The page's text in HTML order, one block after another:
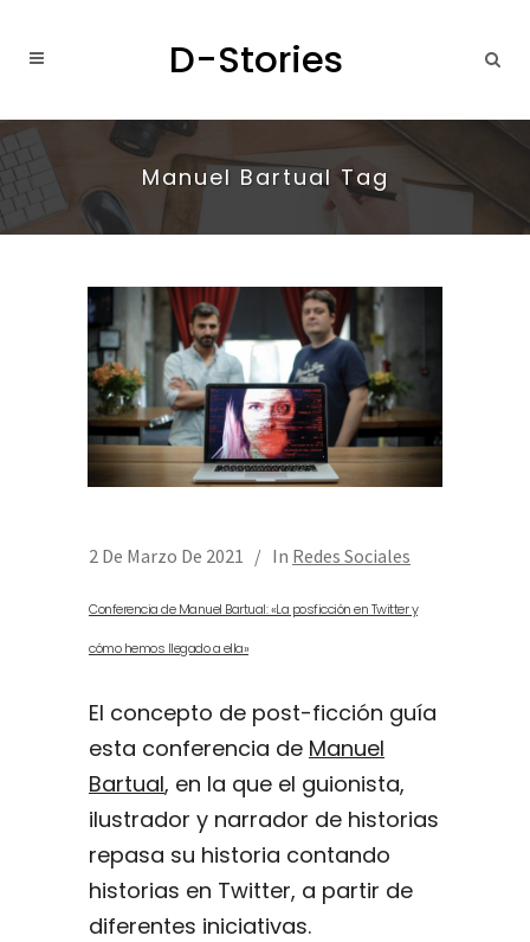
Manuel Bartual Tag
2 De Marzo De 2021 In Redes Sociales
Conferencia de Manuel Bartual: «La posficción en Twitter y
cómo hemos llegado a ella»
El concepto de post-ficción guía
esta conferencia de Manuel
Bartual, en la que el guionista,
ilustrador y narrador de historias
repasa su historia contando
historias en Twitter, a partir de
diferentes iniciativas.